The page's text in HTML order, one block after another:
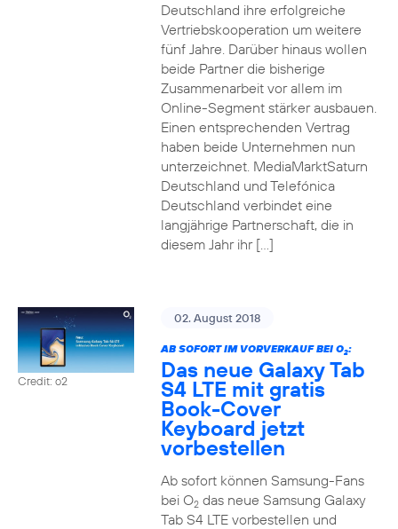
Deutschland ihre erfolgreiche
Vertriebskooperation um weitere
fünf Jahre. Darüber hinaus wollen
beide Partner die bisherige
Zusammenarbeit vor allem im
Online-Segment stärker ausbauen.
Einen entsprechenden Vertrag
haben beide Unternehmen nun
unterzeichnet. MediaMarktSaturn
Deutschland und Telefónica
Deutschland verbindet eine
langjährige Partnerschaft, die in
diesem Jahr ihr […]
Credit: o2
02. August 2018
AB SOFORT IM VORVERKAUF BEI O2:
Das neue Galaxy Tab
S4 LTE mit gratis
Book-Cover
Keyboard jetzt
vorbestellen
Ab sofort können Samsung-Fans
bei O2das neue Samsung Galaxy
Tab S4 LTE vorbestellen und